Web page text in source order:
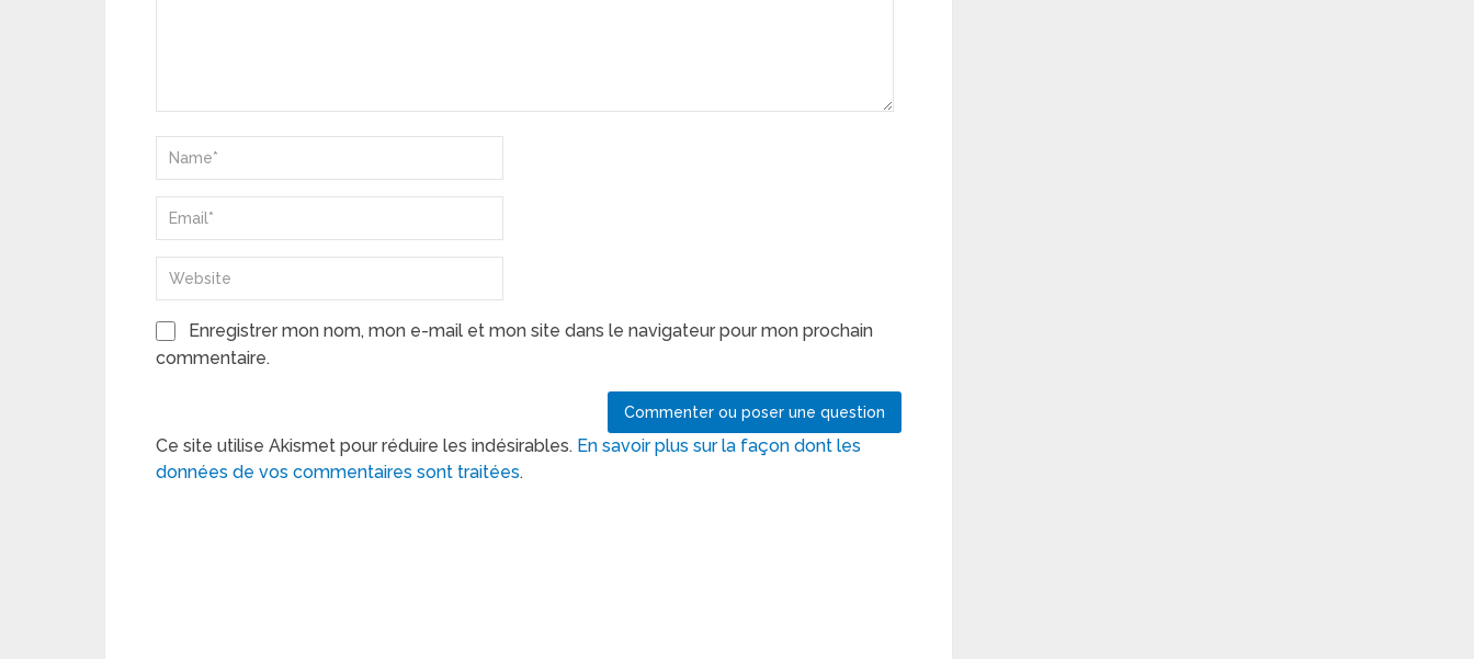
Enregistrer mon nom, mon e-mail et mon site dans le navigateur pour mon prochain
commentaire.
Ce site utilise Akismet pour réduire les indésirables. En savoir plus sur la façon dont les
données de vos commentaires sont traitées.